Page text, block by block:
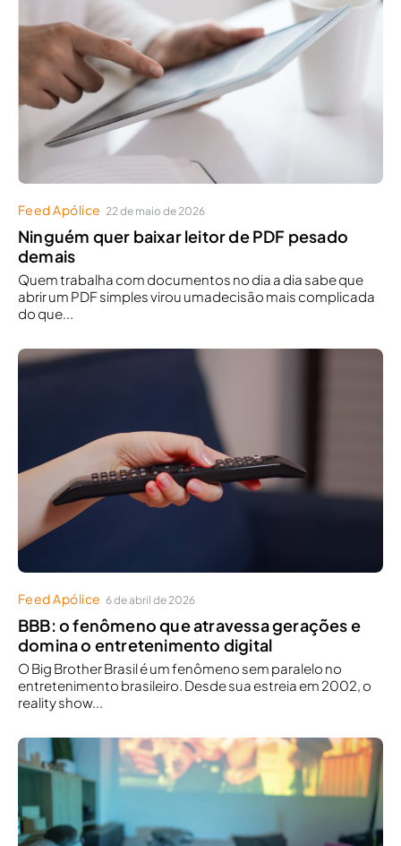
Feed Apólice 22 de maio de 2026
Ninguém quer baixar leitor de PDF pesado
demais
Quem trabalha com documentos no dia a dia sabe que
abrir um PDF simples virou umadecisão mais complicada
do que...
Feed Apólice 6 de abril de 2026
BBB: o fenômeno que atravessa gerações e
domina o entretenimento digital
O Big Brother Brasil é um fenômeno sem paralelo no
entretenimento brasileiro. Desde sua estreia em 2002, o
reality show...